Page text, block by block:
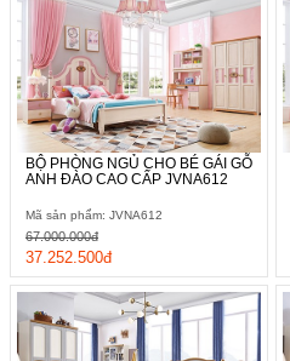
BỘ PHÒNG NGỦ CHO BÉ GÁI GỖ
ANH ĐÀO CAO CẤP JVNA612
Mã sản phẩm: JVNA612
37.252.500đ
67.000.000đ